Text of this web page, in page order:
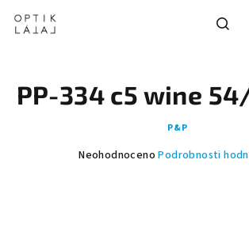
obsah
PP-334 c5 wine
P&P
Průměrné
Neohodnoceno Podrobnosti